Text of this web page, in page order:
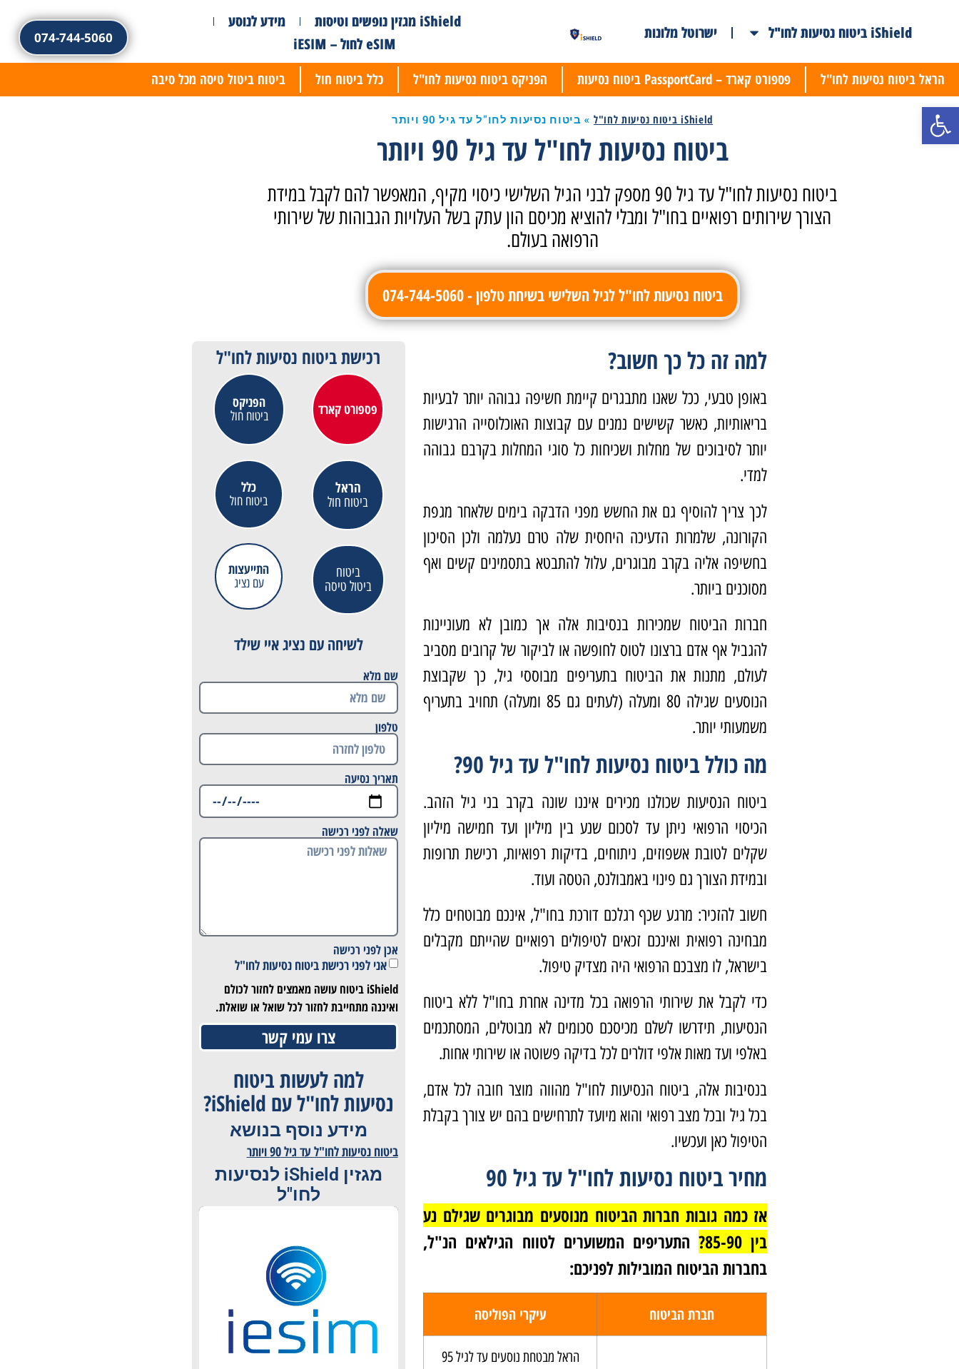
פתח סרגל נגישות
iShield ביטוח נסיעות לחו"ל ישרוטל מלונות
iShield מגזין נופשים וטיסות
מידע לנוסע
eSIM לחול – iESIM
הראל ביטוח נסיעות לחו"ל פספורט קארד – PassportCard ביטוח נסיעות הפניקס ביטוח נסיעות לחו"ל כלל ביטוח חול ביטוח ביטול טיסה מכל סיבה
074-744-5060
iShield ביטוח נסיעות לחו"ל » ביטוח נסיעות לחו"ל עד גיל 90 ויותר
ביטוח נסיעות לחו"ל עד גיל 90 ויותר
ביטוח נסיעות לחו"ל עד גיל 90 מספק לבני הגיל השלישי כיסוי מקיף, המאפשר להם לקבל במידת
הצורך שירותים רפואיים בחו"ל ומבלי להוציא מכיסם הון עתק בשל העלויות הגבוהות של שירותי
הרפואה בעולם.
ביטוח נסיעות לחו"ל לגיל השלישי בשיחת טלפון - 074-744-5060
למה זה כל כך חשוב?
באופן טבעי, ככל שאנו מתבגרים קיימת חשיפה גבוהה יותר לבעיות
בריאותיות, כאשר קשישים נמנים עם קבוצות האוכלוסייה הרגישות
יותר לסיבוכים של מחלות ושכיחות כל סוגי המחלות בקרבם גבוהה
למדי.
לכך צריך להוסיף גם את החשש מפני הדבקה בימים שלאחר מגפת
הקורונה, שלמרות הדעיכה היחסית שלה טרם נעלמה ולכן הסיכון
בחשיפה אליה בקרב מבוגרים, עלול להתבטא בתסמינים קשים ואף
מסוכנים ביותר.
חברות הביטוח שמכירות בנסיבות אלה אך כמובן לא מעוניינות
להגביל אף אדם ברצונו לטוס לחופשה או לביקור של קרובים מסביב
לעולם, מתנות את הביטוח בתעריפים מבוססי גיל, כך שקבוצת
הנוסעים שגילה 80 ומעלה (לעתים גם 85 ומעלה) תחויב בתעריף
משמעותי יותר.
מה כולל ביטוח נסיעות לחו"ל עד גיל 90?
ביטוח הנסיעות שכולנו מכירים איננו שונה בקרב בני גיל הזהב.
הכיסוי הרפואי ניתן עד לסכום שנע בין מיליון ועד חמישה מיליון
שקלים לטובת אשפוזים, ניתוחים, בדיקות רפואיות, רכישת תרופות
ובמידת הצורך גם פינוי באמבולנס, הטסה ועוד.
חשוב להזכיר: מרגע שכף רגלכם דורכת בחו"ל, אינכם מבוטחים כלל
מבחינה רפואית ואינכם זכאים לטיפולים רפואיים שהייתם מקבלים
בישראל, לו מצבכם הרפואי היה מצדיק טיפול.
כדי לקבל את שירותי הרפואה בכל מדינה אחרת בחו"ל ללא ביטוח
הנסיעות, תידרשו לשלם מכיסכם סכומים לא מבוטלים, המסתכמים
באלפי ועד מאות אלפי דולרים לכל בדיקה פשוטה או שירותי אחות.
בנסיבות אלה, ביטוח הנסיעות לחו"ל מהווה מוצר חובה לכל אדם,
בכל גיל ובכל מצב רפואי והוא מיועד לתרחישים בהם יש צורך בקבלת
הטיפול כאן ועכשיו.
מחיר ביטוח נסיעות לחו"ל עד גיל 90
אז כמה גובות חברות הביטוח מנוסעים מבוגרים שגילם נע
בין 85-90?
התעריפים המשוערים לטווח הגילאים הנ"ל,
בחברות הביטוח המובילות לפניכם:
חברת הביטוח עיקרי הפוליסה
הראל מבטחת נוסעים עד לגיל 95
רכישת ביטוח נסיעות לחו"ל
פספורט קארד
הראל
ביטוח חול
ביטוח
ביטול טיסה
הפניקס
ביטוח חול
כלל
ביטוח חול
התייעצות
עם נציג
לשיחה עם נציג איי שילד
שם מלא
טלפון
תאריך נסיעה
שאלה לפני רכישה
אכן לפני רכישה
אני לפני רכישת ביטוח נסיעות לחו"ל
iShield ביטוח עושה מאמצים לחזור לכולם
ואיננה מתחייבת לחזור לכל שואל או שואלת.
צרו עמי קשר
למה לעשות ביטוח
נסיעות לחו"ל עם iShield?
מידע נוסף בנושא
ביטוח נסיעות לחו"ל עד גיל 90 ויותר
מגזין iShield לנסיעות
לחו"ל